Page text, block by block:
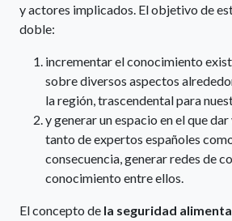
y actores implicados. El objetivo de
doble:
incrementar el conocimiento
sobre diversos aspectos
la región, trascendental para
y generar un espacio en el que
tanto de expertos españoles
consecuencia, generar redes de
conocimiento entre ellos.
El concepto de la seguridad